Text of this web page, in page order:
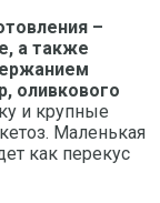
–
а также
оливкового
и крупные
Маленькая
как перекус